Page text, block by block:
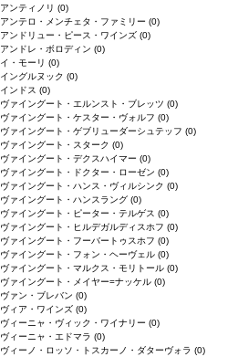
アンティノリ (0)
アンテロ・メンチェタ・ファミリー (0)
アンドリュー・ピース・ワインズ (0)
アンドレ・ボロディン (0)
イ・モーリ (0)
イングルヌック (0)
インドス (0)
ヴァイングート・エルンスト・ブレッツ (0)
ヴァイングート・ケスター・ヴォルフ (0)
ヴァイングート・ゲブリューダーシュテッフ (0)
ヴァイングート・スターク (0)
ヴァイングート・デクスハイマー (0)
ヴァイングート・ドクター・ローゼン (0)
ヴァイングート・ハンス・ヴィルシンク (0)
ヴァイングート・ハンスラング (0)
ヴァイングート・ピーター・テルゲス (0)
ヴァイングート・ヒルデガルディスホフ (0)
ヴァイングート・フーバートゥスホフ (0)
ヴァイングート・フォン・ヘーヴェル (0)
ヴァイングート・マルクス・モリトール (0)
ヴァイングート・メイヤー=ナッケル (0)
ヴァン・ブレバン (0)
ヴィア・ワインズ (0)
ヴィーニャ・ヴィック・ワイナリー (0)
ヴィーニャ・エドマラ (0)
ヴィーノ・ロッソ・トスカーノ・ダターヴォラ (0)